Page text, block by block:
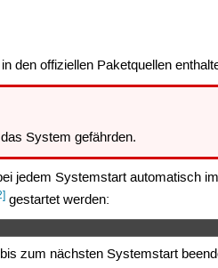
den offiziellen Paketquellen
System gefährden.
jedem Systemstart automatisch
gestartet werden:
zum nächsten Systemstart